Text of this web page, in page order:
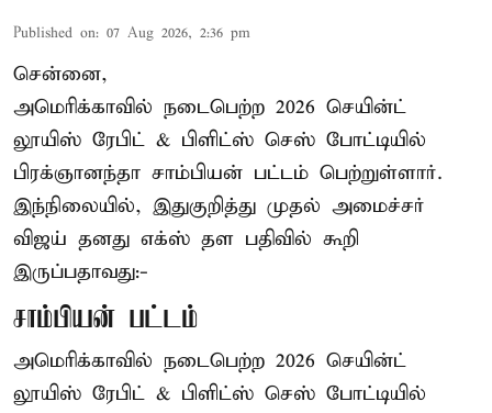
Published on: 07 Aug 2026, 2:36 pm
சென்னை,
அமெரிக்காவில் நடைபெற்ற 2026 செயின்ட்
லூயிஸ் ரேபிட் & பிளிட்ஸ் செஸ் போட்டியில்
பிரக்ஞானந்தா சாம்பியன் பட்டம் பெற்றுள்ளார்.
இந்நிலையில், இதுகுறித்து முதல் அமைச்சர்
விஜய் தனது எக்ஸ் தள பதிவில் கூறி
இருப்பதாவது:-
சாம்பியன் பட்டம்
அமெரிக்காவில் நடைபெற்ற 2026 செயின்ட்
லூயிஸ் ரேபிட் & பிளிட்ஸ் செஸ் போட்டியில்